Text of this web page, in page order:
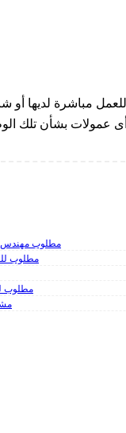
مباشرة لديها أو
عمولات بشأن تلك
???? مطلوب
مطلوب
مطلوب